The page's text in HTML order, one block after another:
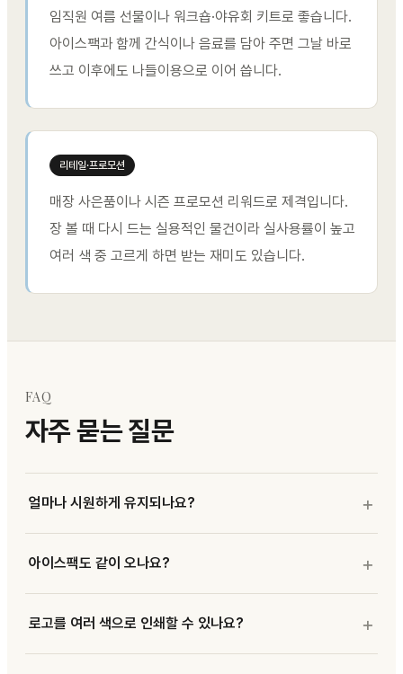
임직원 여름 선물이나 워크숍·야유회 키트로 좋습니다.
아이스팩과 함께 간식이나 음료를 담아 주면 그날 바로
쓰고 이후에도 나들이용으로 이어 씁니다.
리테일·프로모션
매장 사은품이나 시즌 프로모션 리워드로 제격입니다.
장 볼 때 다시 드는 실용적인 물건이라 실사용률이 높고
여러 색 중 고르게 하면 받는 재미도 있습니다.
FAQ
자주 묻는 질문
얼마나 시원하게 유지되나요?
아이스팩도 같이 오나요?
로고를 여러 색으로 인쇄할 수 있나요?